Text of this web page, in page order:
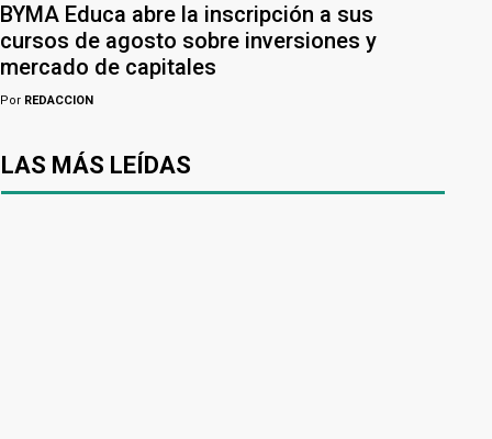
BYMA Educa abre la inscripción a sus
cursos de agosto sobre inversiones y
mercado de capitales
Por REDACCION
LAS MÁS LEÍDAS